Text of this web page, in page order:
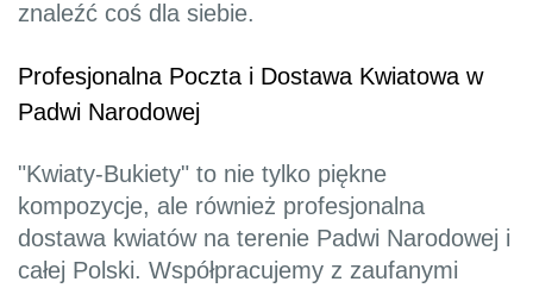
znaleźć coś dla siebie.
Profesjonalna Poczta i Dostawa Kwiatowa w
Padwi Narodowej
"Kwiaty-Bukiety" to nie tylko piękne
kompozycje, ale również profesjonalna
dostawa kwiatów na terenie Padwi Narodowej i
całej Polski. Współpracujemy z zaufanymi